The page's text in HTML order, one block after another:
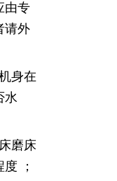
由专
请外
身在
水
磨床
；